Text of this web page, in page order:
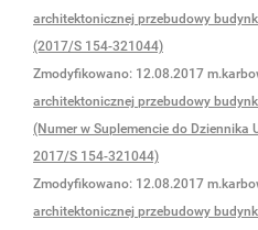
architektonicznej przebudowy
(2017/S 154-321044)
Zmodyfikowano: 12.08.2017
architektonicznej przebudowy
(Numer w Suplemencie do Dziennika
2017/S 154-321044)
Zmodyfikowano: 12.08.2017
architektonicznej przebudowy